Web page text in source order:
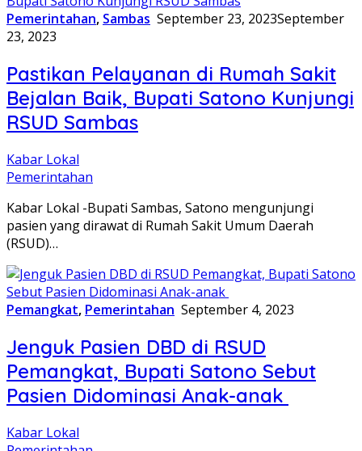
Pemerintahan, Sambas September 23, 2023September
23, 2023
Pastikan Pelayanan di Rumah Sakit
Bejalan Baik, Bupati Satono Kunjungi
RSUD Sambas
Kabar Lokal
Pemerintahan
Kabar Lokal -Bupati Sambas, Satono mengunjungi
pasien yang dirawat di Rumah Sakit Umum Daerah
(RSUD)…
Pemangkat, Pemerintahan September 4, 2023
Jenguk Pasien DBD di RSUD
Pemangkat, Bupati Satono Sebut
Pasien Didominasi Anak-anak
Kabar Lokal